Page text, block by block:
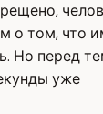
о том, что
Но перед
уже